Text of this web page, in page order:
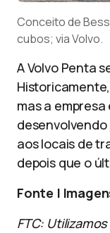
Conceito de
cubos; via Volvo.
A Volvo Penta
mas a
aos locais de
depois que o
Fonte |
FTC: